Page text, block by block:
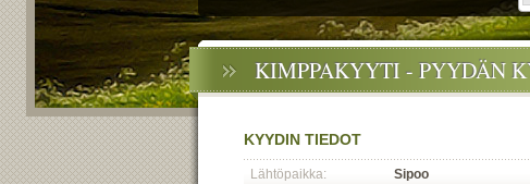
KIMPPAKYYTI - PYYDÄN
KYYDIN TIEDOT
Lähtöpaikka:
Sipoo